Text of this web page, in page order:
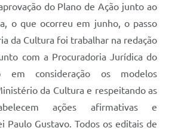
do Plano de Ação junto ao
o que ocorreu em junho, o passo
da Cultura foi trabalhar na redação
com a Procuradoria Jurídica do
em consideração os modelos
da Cultura e respeitando as
ações afirmativas e
Paulo Gustavo. Todos os editais de